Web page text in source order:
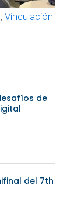
, Vinculación
de
del 7th